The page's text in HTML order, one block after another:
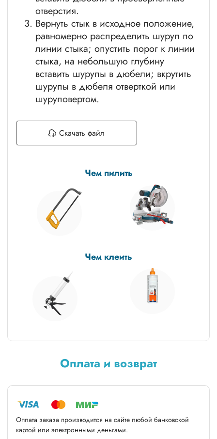
отверстия.
Вернуть стык в исходное положение,
равномерно распределить шуруп по
линии стыка; опустить порог к линии
стыка, на небольшую глубину
вставить шурупы в дюбели; вкрутить
шурупы в дюбеля отверткой или
шуруповертом.
Скачать файл
Чем пилить
Чем клеить
Оплата и возврат
Оплата заказа производится на сайте любой банковской
картой или электронными деньгами.